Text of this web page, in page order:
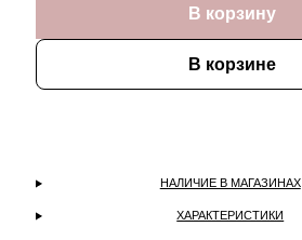
В корзину
В корзине
НАЛИЧИЕ В МАГАЗИНАХ
ХАРАКТЕРИСТИКИ